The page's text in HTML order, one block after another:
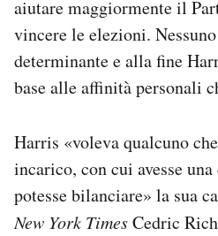
aiutare maggiormente il
vincere le elezioni.
determinante e alla fine
base alle affinità personali
Harris «voleva qualcuno
incarico, con cui avesse
potesse bilanciare» la sua
New York TimesCedric